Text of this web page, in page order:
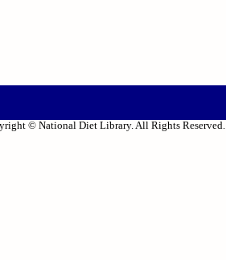
© National Diet Library. All Rights Reserved.